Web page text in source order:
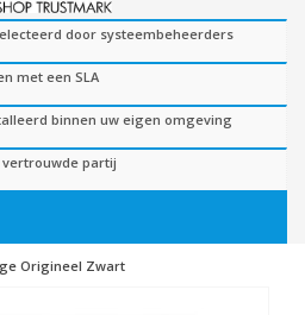
door systeembeheerders
met een SLA
binnen uw eigen omgeving
vertrouwde partij
Origineel Zwart